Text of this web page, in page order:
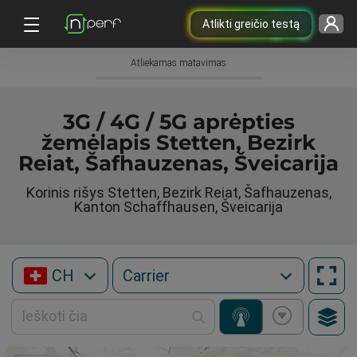
Atlikti greičio testą
Atliekamas matavimas
3G / 4G / 5G aprėpties
žemėlapis Stetten, Bezirk
Reiat, Šafhauzenas, Šveicarija
Korinis rišys Stetten, Bezirk Reiat, Šafhauzenas,
Kanton Schaffhausen, Šveicarija
CH